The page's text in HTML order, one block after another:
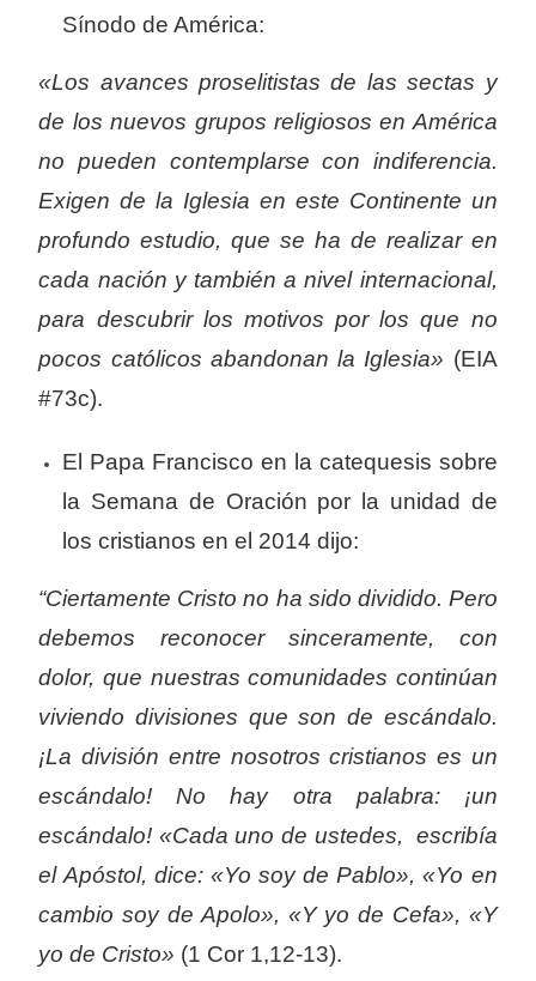
Sínodo de América:
«Los avances proselitistas de las sectas y
de los nuevos grupos religiosos en América
no pueden contemplarse con indiferencia.
Exigen de la Iglesia en este Continente un
profundo estudio, que se ha de realizar en
cada nación y también a nivel internacional,
para descubrir los motivos por los que no
pocos católicos abandonan la Iglesia» (EIA
#73c).
El Papa Francisco en la catequesis sobre
la Semana de Oración por la unidad de
los cristianos en el 2014 dijo:
“Ciertamente Cristo no ha sido dividido. Pero
debemos reconocer sinceramente, con
dolor, que nuestras comunidades continúan
viviendo divisiones que son de escándalo.
¡La división entre nosotros cristianos es un
escándalo! No hay otra palabra: ¡un
escándalo! «Cada uno de ustedes, escribía
el Apóstol, dice: «Yo soy de Pablo», «Yo en
cambio soy de Apolo», «Y yo de Cefa», «Y
yo de Cristo» (1 Cor 1,12-13).